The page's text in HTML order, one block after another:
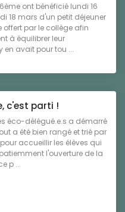
ont bénéficié lundi 16
18 mars d'un petit déjeuner
offert par le collège afin
à équilibrer leur
en avait pour tou ...
c'est parti !
éco-délégué.e.s a démarré
a été bien rangé et trié par
accueillir les élèves qui
l'ouverture de la
p ...